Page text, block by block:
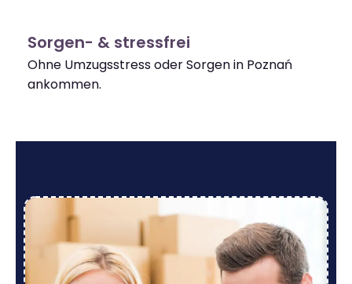
Sorgen- & stressfrei
Ohne Umzugsstress oder Sorgen in Poznań
ankommen.